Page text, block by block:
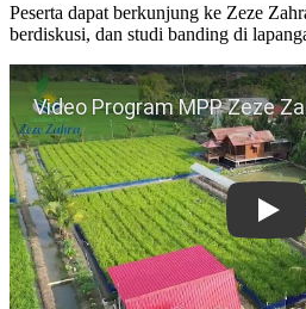
Peserta dapat berkunjung ke Zeze
berdiskusi, dan studi banding di
Play